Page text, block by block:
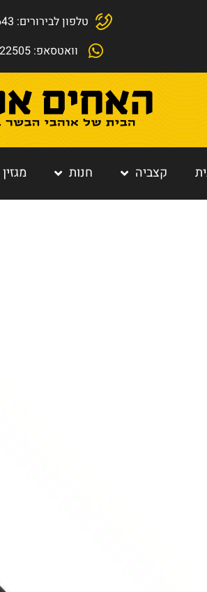
טלפון לבירורים: 03-6878643
וואטסאפ: 050-5222505
קצביה חנות מגזין